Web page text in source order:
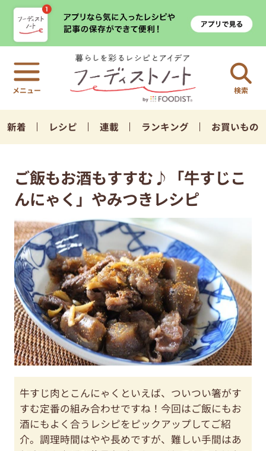
検索
新着 レシピ 連載 ランキング お買いもの
ご飯もお酒もすすむ♪「牛すじこ
んにゃく」やみつきレシピ
牛すじ肉とこんにゃくといえば、ついつい箸がす
すむ定番の組み合わせですね！今回はご飯にもお
酒にもよく合うレシピをピックアップしてご紹
介。調理時間はやや長めですが、難しい手間はあ